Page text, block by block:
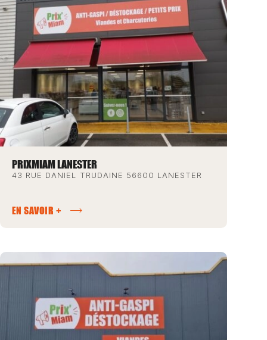
PRIXMIAM LANESTER
43 RUE DANIEL TRUDAINE 56600 LANESTER
EN SAVOIR +